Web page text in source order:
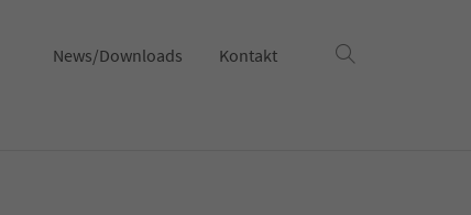
News/Downloads Kontakt